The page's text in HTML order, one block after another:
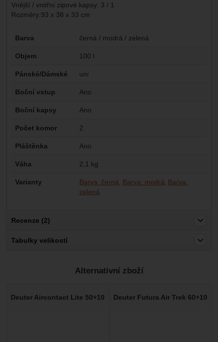
Vnější / vnitřní zipové kapsy: 3 / 1
Rozměry:93 x 38 x 33 cm
Parametry
Barva černá / modrá / zelená
Objem 100 l
Pánské/Dámské uni
Boční vstup Ano
Boční kapsy Ano
Počet komor 2
Pláštěnka Ano
Váha 2,1 kg
Varianty Barva: černá Barva: modrá Barva:
zelená
Recenze (2)
Velikost
Tabulky velikostí
Alternativní zboží
Deuter Aircontact Lite 50+10 Deuter Futura Air Trek 60+10